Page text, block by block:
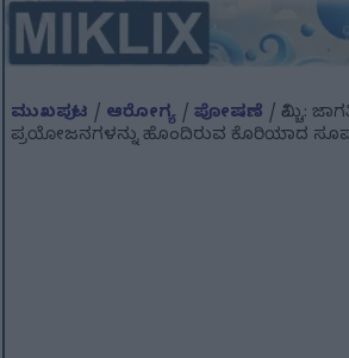
ಮುಖಪುಟ / ಆರೋಗ್ಯ /ಪೋಷಣೆ / ಕಿಮ್ಚಿ:
ಪ್ರಯೋಜನಗಳನ್ನು ಹೊಂದಿರುವ ಕೊರಿಯಾದ